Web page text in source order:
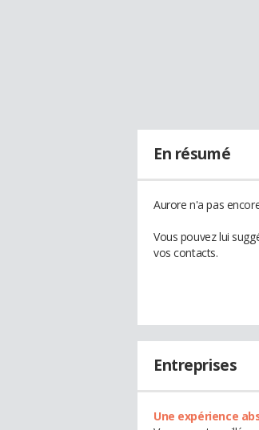
En résumé
Aurore n'a pas
Vous pouvez lui
vos contacts.
Entreprises
Une expérience